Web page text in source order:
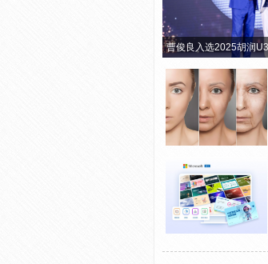
曹俊良入选2025胡润